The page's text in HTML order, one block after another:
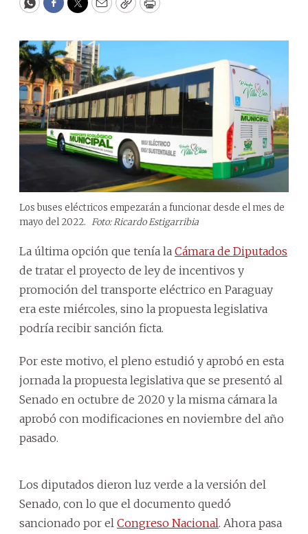
WhatsApp
Facebook
Twitter
EmailCopyPrint
Los buses eléctricos empezarán a funcionar desde el mes de
mayo del 2022. Foto: Ricardo Estigarribia
La última opción que tenía la Cámara de Diputados
de tratar el proyecto de ley de incentivos y
promoción del transporte eléctrico en Paraguay
era este miércoles, sino la propuesta legislativa
podría recibir sanción ficta.
Por este motivo, el pleno estudió y aprobó en esta
jornada la propuesta legislativa que se presentó al
Senado en octubre de 2020 y la misma cámara la
aprobó con modificaciones en noviembre del año
pasado.
Los diputados dieron luz verde a la versión del
Senado, con lo que el documento quedó
sancionado por el Congreso Nacional. Ahora pasa